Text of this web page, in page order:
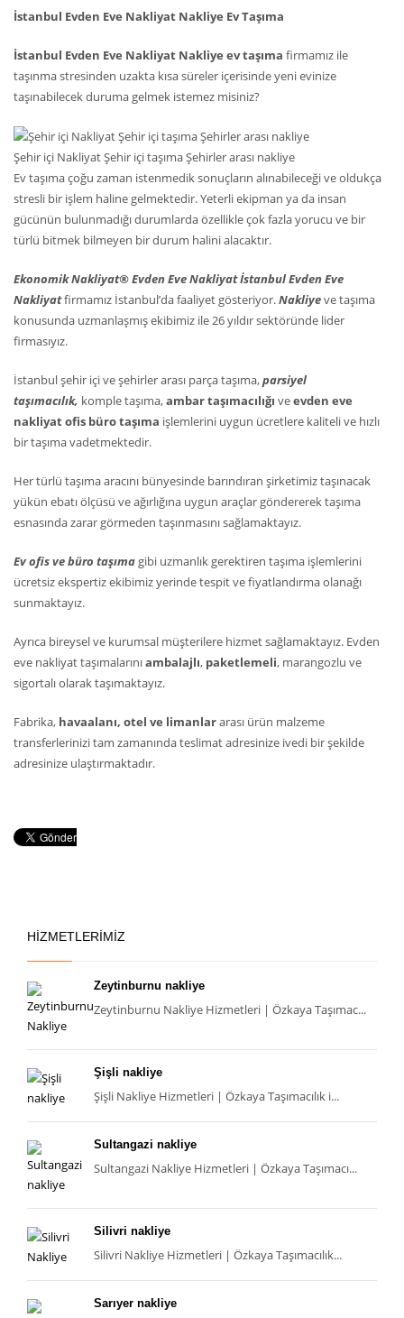
İstanbul Evden Eve Nakliyat Nakliye Ev Taşıma
İstanbul Evden Eve Nakliyat Nakliye ev taşıma firmamız ile
taşınma stresinden uzakta kısa süreler içerisinde yeni evinize
taşınabilecek duruma gelmek istemez misiniz?
Şehir içi Nakliyat Şehir içi taşıma Şehirler arası nakliye
Ev taşıma çoğu zaman istenmedik sonuçların alınabileceği ve oldukça
stresli bir işlem haline gelmektedir. Yeterli ekipman ya da insan
gücünün bulunmadığı durumlarda özellikle çok fazla yorucu ve bir
türlü bitmek bilmeyen bir durum halini alacaktır.
Ekonomik Nakliyat® Evden Eve Nakliyat İstanbul Evden Eve
Nakliyatfirmamız İstanbul’da faaliyet gösteriyor.Nakliyeve taşıma
konusunda uzmanlaşmış ekibimiz ile 26 yıldır sektöründe lider
firmasıyız.
İstanbul şehir içi ve şehirler arası parça taşıma,parsiyel
taşımacılık, komple taşıma,ambar taşımacılığı veevden eve
nakliyat ofis büro taşıma işlemlerini uygun ücretlere kaliteli ve hızlı
bir taşıma vadetmektedir.
Her türlü taşıma aracını bünyesinde barındıran şirketimiz taşınacak
yükün ebatı ölçüsü ve ağırlığına uygun araçlar göndererek taşıma
esnasında zarar görmeden taşınmasını sağlamaktayız.
Ev ofis ve büro taşıma gibi uzmanlık gerektiren taşıma işlemlerini
ücretsiz ekspertiz ekibimiz yerinde tespit ve fiyatlandırma olanağı
sunmaktayız.
Ayrıca bireysel ve kurumsal müşterilere hizmet sağlamaktayız. Evden
eve nakliyat taşımalarınıambalajlı, paketlemeli, marangozlu ve
sigortalı olarak taşımaktayız.
Fabrika, havaalanı, otel ve limanlararası ürün malzeme
transferlerinizi tam zamanında teslimat adresinize ivedi bir şekilde
adresinize ulaştırmaktadır.
HİZMETLERİMİZ
Zeytinburnu nakliye
Zeytinburnu Nakliye Hizmetleri | Özkaya Taşımac...
Şişli nakliye
Şişli Nakliye Hizmetleri | Özkaya Taşımacılık i...
Sultangazi nakliye
Sultangazi Nakliye Hizmetleri | Özkaya Taşımacı...
Silivri nakliye
Silivri Nakliye Hizmetleri | Özkaya Taşımacılık...
Sarıyer nakliye